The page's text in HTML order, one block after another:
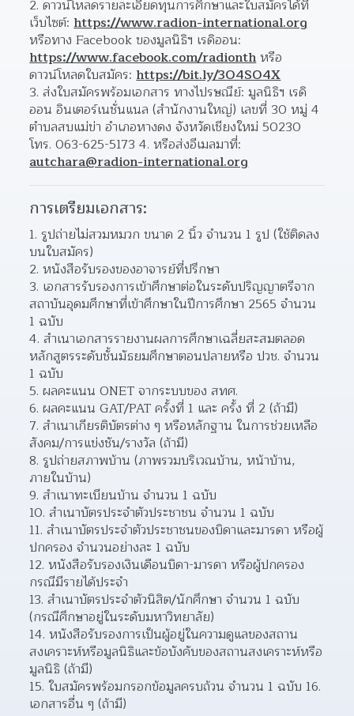
2. ดาวน์โหลดรายละเอียดทุนการศึกษาและใบสมัครได้ที่
เว็บไซต์: https://www.radion-international.org
https://www.facebook.com/radionth หรือ
ดาวน์โหลดใบสมัคร: https://bit.ly/3O4SO4X
3. ส่งใบสมัครพร้อมเอกสาร ทางไปรษณีย์: มูลนิธิฯ เรดิ
ออน อินเตอร์เนชั่นแนล (สำนักงานใหญ่) เลขที่ 30 หมู่ 4
ตำบลสบแม่ข่า อำเภอหางดง จังหวัดเชียงใหม่ 50230
autchara@radion-international.org
การเตรียมเอกสาร:
1. รูปถ่ายไม่สวมหมวก ขนาด 2 นิ้ว จำนวน 1 รูป (ใช้ติดลง
บนใบสมัคร)
2. หนังสือรับรองของอาจารย์ที่ปรึกษา
3. เอกสารรับรองการเข้าศึกษาต่อในระดับปริญญาตรีจาก
สถาบันอุดมศึกษาที่เข้าศึกษาในปีการศึกษา 2565 จำนวน
1 ฉบับ
4. สำเนาเอกสารรายงานผลการศึกษาเฉลี่ยสะสมตลอด
หลักสูตรระดับชั้นมัธยมศึกษาตอนปลายหรือ ปวช. จำนวน
1 ฉบับ
5. ผลคะแนน ONET จากระบบของ สทศ.
6. ผลคะแนน GAT/PAT ครั้งที่ 1 และ ครั้ง ที่ 2 (ถ้ามี)
7. สำเนาเกียรติบัตรต่าง ๆ หรือหลักฐาน ในการช่วยเหลือ
สังคม/การแข่งชัน/รางวัล (ถ้ามี)
8. รูปถ่ายสภาพบ้าน (ภาพรวมบริเวณบ้าน, หน้าบ้าน,
ภายในบ้าน)
9. สำเนาทะเบียนบ้าน จำนวน 1 ฉบับ
10. สำเนาบัตรประจำตัวประชาชน จำนวน 1 ฉบับ
11. สำเนาบัตรประจำตัวประชาชนของบิดาและมารดา หรือผู้
ปกครอง จำนวนอย่างละ 1 ฉบับ
12. หนังสือรับรองเงินเดือนบิดา-มารดา หรือผู้ปกครอง
กรณีมีรายได้ประจำ
13. สำเนาบัตรประจำตัวนิสิต/นักศึกษา จำนวน 1 ฉบับ
(กรณีศึกษาอยู่ในระดับมหาวิทยาลัย)
14. หนังสือรับรองการเป็นผู้อยู่ในความดูแลของสถาน
สงเคราะห์หรือมูลนิธิและข้อบังคับของสถานสงเคราะห์หรือ
มูลนิธิ (ถ้ามี)
15. ใบสมัครพร้อมกรอกข้อมูลครบถ้วน จำนวน 1 ฉบับ 16.
เอกสารอื่น ๆ (ถ้ามี)